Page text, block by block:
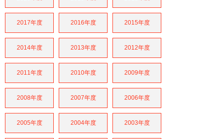
2017年度 2016年度 2015年度
2014年度 2013年度 2012年度
2011年度 2010年度 2009年度
2008年度 2007年度 2006年度
2005年度 2004年度 2003年度